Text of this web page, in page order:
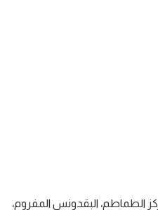
الطماطم، البقدونس المفروم،